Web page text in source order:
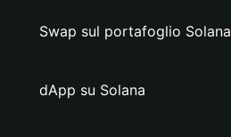
Swap sul portafoglio Solana
dApp su Solana